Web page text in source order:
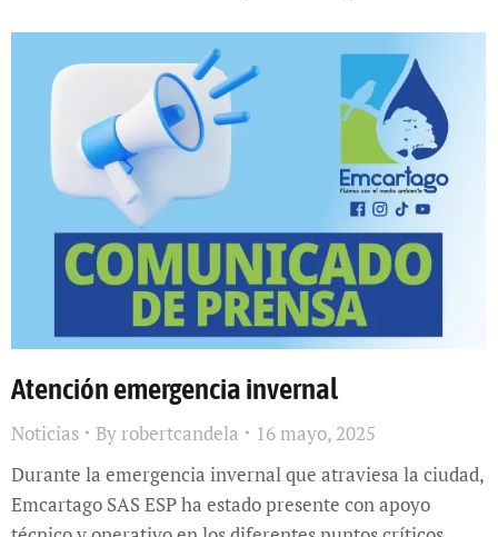
Atención emergencia invernal
Noticias By robertcandela
16 mayo, 2025
Durante la emergencia invernal que atraviesa la ciudad,
Emcartago SAS ESP ha estado presente con apoyo